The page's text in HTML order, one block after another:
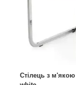
Стілець з